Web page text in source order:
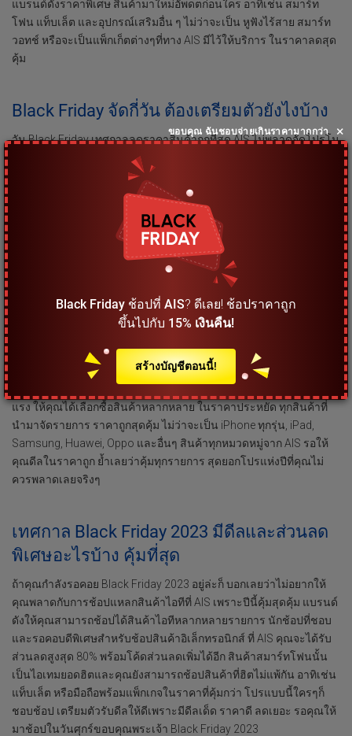
แบรนด์ดังราคาพิเศษ สินค้ามาใหม่อัพดตก่อนใคร อาทิเช่น สมาร์ท
โฟน แท็บเล็ต และอุปกรณ์เสริมอื่น ๆ ไม่ว่าจะเป็น หูฟังไร้สาย สมาร์ท
วอทช์ หรือจะเป็นแพ็กเก็ตต่างๆที่ทาง AIS มีไว้ให้บริการ ในราคาลดสุด
คุ้ม
Black Friday จัดกี่วัน ต้องเตรียมตัวยังไงบ้าง
วัน Black Friday เทศกาลลดราคาสินค้าถูกที่สุด AIS ไม่พลาดจัดโปรโม
ชั่นและนำเสนอดีลดี ๆ ให้คนที่อยากใช้สมาร์ทโฟนและสินค้า
อิเล็กทรอนิกส์จากแบรนด์ดัง ฮอตที่สุด ได้ซื้อสินค้าในราคาพิเศษ ใครที่
อยากเป็นเจ้าของสินค้ามาใหม่ ไอเทมต่างๆสุดล้ำสมัย ให้คุณได้เป็น
เจ้าของ แบรนด์ดังต่างไรวบรวมมาไว้ให้ได้คุณได้ซื้อในราคาส่วนลด
พิเศษสุด ช่วงลดราคาแบบกระหน่ำก็ต้องช่วงนี้เลย Black Friday
ช่วงเทศกาล Black Friday ลดโหดแบบนี้ ซื้อ
สินค้าอะไรคุ้มสุด
เทคโนโลยีใหม่ๆแต่ก็ชอบส่วนลดเช่นกัน อย่าพลาดช่วงนี้เลย ในช่วง
เทศกาลวันศุกร์ท้ายเดือนพฤศจิกายน บอกเลยว่ารอดีลสุดพิเศษเลย!
แรง ให้คุณได้เลือกซื้อสินค้าหลากหลาย ในราคาประหยัด ทุกสินค้าที่
นำมาจัดรายการ ราคาถูกสุดคุ้ม ไม่ว่าจะเป็น iPhone ทุกรุ่น, iPad,
Samsung, Huawei, Oppo และอื่นๆ สินค้าทุกหมวดหมู่จาก AIS รอให้
คุณดีลในราคาถูก ย้ำเลยว่าคุ้มทุกรายการ สุดยอกโปรแห่งปีที่คุณไม่
ควรพลาดเลยจริงๆ
เทศกาล Black Friday 2023 มีดีลและส่วนลด
พิเศษอะไรบ้าง คุ้มที่สุด
ถ้าคุณกำลังรอคอย Black Friday 2023 อยู่ล่ะก็ บอกเลยว่าไม่อยากให้
คุณพลาดกับการช้อปแหลกสินค้าไอทีที่ AIS เพราะปีนี้คุ้มสุดคุ้ม แบรนด์
ดังให้คุณสามารถช้อปได้สินค้าไอทีหลากหลายรายการ นักช้อปที่ชอบ
และรอคอบดีพิเศษสำหรับช้อปสินค้าอิเล็กทรอนิกส์ ที่ AIS คุณจะได้รับ
ส่วนลดสูงสุด 80% พร้อมโค้ดส่วนลดเพิ่มได้อีก สินค้าสมาร์ทโฟนนั้น
เป็นไอเทมยอดฮิตและคุณยังสามารถช้อปสินค้าที่ฮิตไม่แพ้กัน อาทิเช่น
แท็บเล็ต หรือมือถือพร้อมแพ็กเกจในราคาที่คุ้มกว่า โปรแบบนี้ใครๆก็
ชอบช้อป เตรียมตัวรับดีลให้ดีเพราะมีดีลเด็ด ราคาดี ลดเยอะ รอคุณให้
มาช้อปในวันศุกร์ขอบคุณพระเจ้า Black Friday 2023
ขอบคุณ ฉันชอบจ่ายเกินราคามากกว่า ×
Black Friday ช้อปที่ AIS? ดีเลย! ช้อปราคาถูก
ขึ้นไปกับ 15% เงินคืน!
สร้างบัญชีตอนนี้!